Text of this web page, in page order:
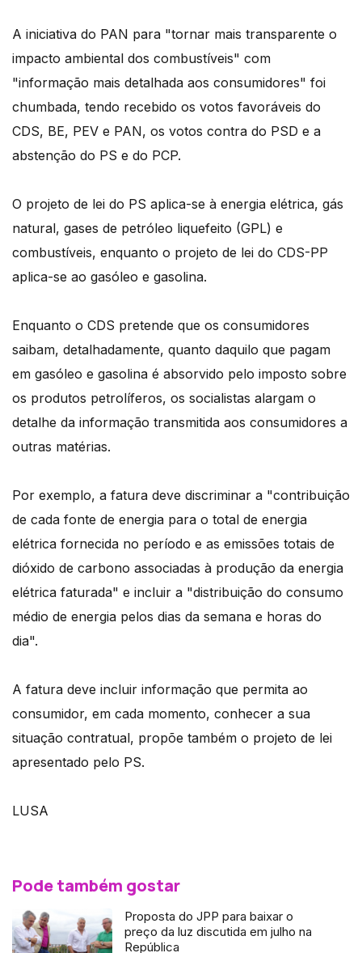
A iniciativa do PAN para "tornar mais transparente o
impacto ambiental dos combustíveis" com
"informação mais detalhada aos consumidores" foi
chumbada, tendo recebido os votos favoráveis do
CDS, BE, PEV e PAN, os votos contra do PSD e a
abstenção do PS e do PCP.
O projeto de lei do PS aplica-se à energia elétrica, gás
natural, gases de petróleo liquefeito (GPL) e
combustíveis, enquanto o projeto de lei do CDS-PP
aplica-se ao gasóleo e gasolina.
Enquanto o CDS pretende que os consumidores
saibam, detalhadamente, quanto daquilo que pagam
em gasóleo e gasolina é absorvido pelo imposto sobre
os produtos petrolíferos, os socialistas alargam o
detalhe da informação transmitida aos consumidores a
outras matérias.
Por exemplo, a fatura deve discriminar a "contribuição
de cada fonte de energia para o total de energia
elétrica fornecida no período e as emissões totais de
dióxido de carbono associadas à produção da energia
elétrica faturada" e incluir a "distribuição do consumo
médio de energia pelos dias da semana e horas do
dia".
A fatura deve incluir informação que permita ao
consumidor, em cada momento, conhecer a sua
situação contratual, propõe também o projeto de lei
apresentado pelo PS.
LUSA
Pode também gostar
Proposta do JPP para baixar o
preço da luz discutida em julho na
República